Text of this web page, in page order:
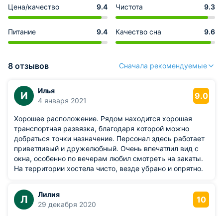
Цена/качество 9.4 Чистота 9.3
Питание 9.4 Качество сна 9.6
8 отзывов Сначала рекомендуемые
И
Илья
4 января 2021
9.0
Хорошее расположение. Рядом находится хорошая
транспортная развязка, благодаря которой можно
добраться точки назначение. Персонал здесь работает
приветливый и дружелюбный. Очень впечатлил вид с
окна, особенно по вечерам любил смотреть на закаты.
На территории хостела чисто, везде убрано и опрятно.
Л
Лилия
29 декабря 2020
10